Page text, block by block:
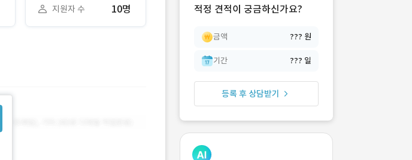
지원자 수 10명
적정 견적이 궁금하신가요?
금액 ??? 원
기간 ??? 일
등록 후 상담받기